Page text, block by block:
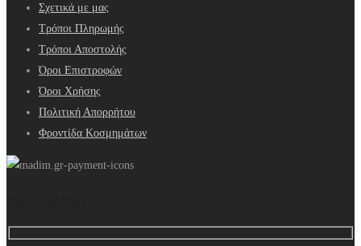
Σχετικά με μας
Τρόποι Πληρωμής
Τρόποι Αποστολής
Όροι Επιστροφών
Όροι Χρήσης
Πολιτική Απορρήτου
Φροντίδα Κοσμημάτων